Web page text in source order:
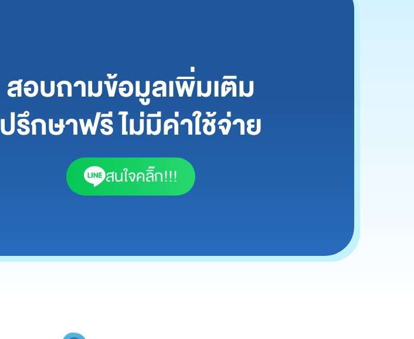
สอบถามข้อมูลเพิ่มเติม
ปรึกษาฟรี ไม่มีค่าใช้จ่าย
สนใจคลิ๊ก!!!